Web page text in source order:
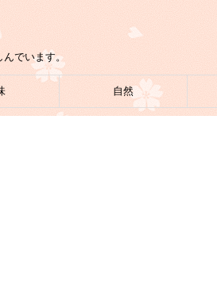
でいます。
自然